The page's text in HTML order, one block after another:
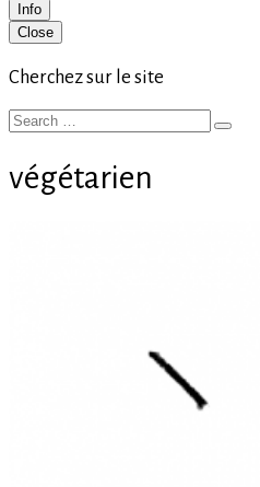
Info
Primary
Sidebar
Close
Cherchez sur le site
Search
Search
végétarien